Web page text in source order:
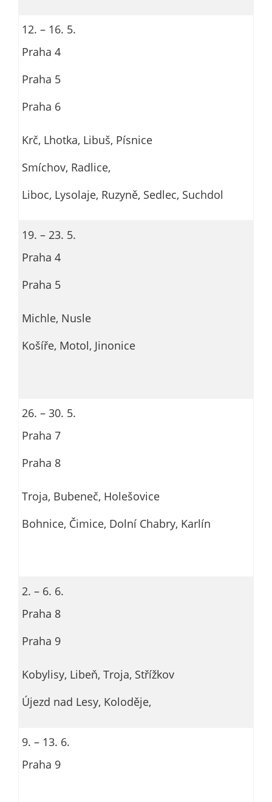
12. – 16. 5.
Praha 4
Praha 5
Praha 6
Krč, Lhotka, Libuš, Písnice
Smíchov, Radlice,
Liboc, Lysolaje, Ruzyně, Sedlec, Suchdol
19. – 23. 5.
Praha 4
Praha 5
Michle, Nusle
Košíře, Motol, Jinonice
26. – 30. 5.
Praha 7
Praha 8
Troja, Bubeneč, Holešovice
Bohnice, Čimice, Dolní Chabry, Karlín
2. – 6. 6.
Praha 8
Praha 9
Kobylisy, Libeň, Troja, Střížkov
Újezd nad Lesy, Koloděje,
9. – 13. 6.
Praha 9